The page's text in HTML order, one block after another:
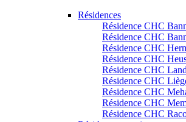
Résidences
Résidence CHC
Résidence CHC
Résidence CHC
Résidence CHC
Résidence CHC
Résidence CHC
Résidence CHC
Résidence CHC
Résidence CHC